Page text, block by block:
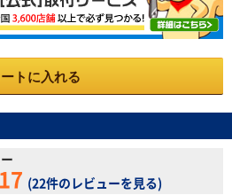
トに入れる
(22件のレビューを見る)